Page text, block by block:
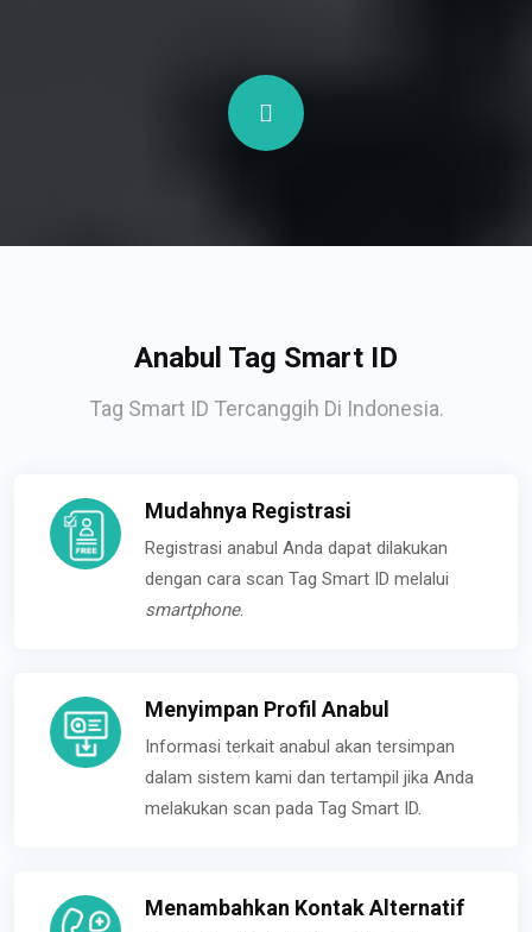
Anabul Tag Smart ID
Tag Smart ID Tercanggih Di Indonesia.
Mudahnya Registrasi
Registrasi anabul Anda dapat dilakukan
dengan cara scan Tag Smart ID melalui
smartphone.
Menyimpan Profil Anabul
Informasi terkait anabul akan tersimpan
dalam sistem kami dan tertampil jika Anda
melakukan scan pada Tag Smart ID.
Menambahkan Kontak Alternatif